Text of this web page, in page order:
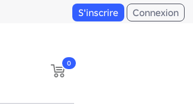
S'inscrire Connexion
0